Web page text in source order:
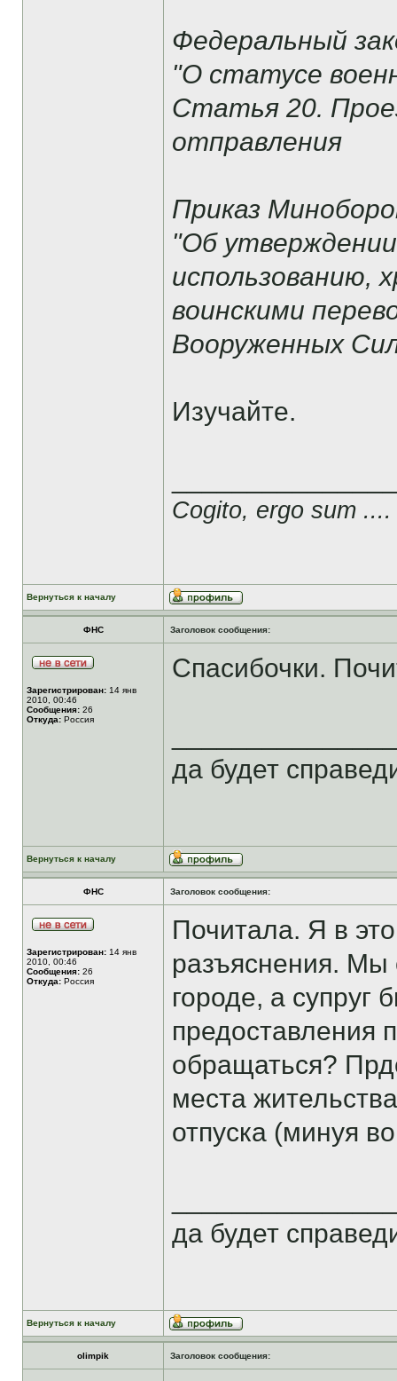
Федеральный
"О статусе
Статья 20.
отправления
Приказ
"Об
использованию,
воинскими
Вооруженных
Изучайте.
Cogito, ergo sum ....
Вернуться к началу
ФНС Заголовок сообщения:
Зарегистрирован: 14 янв
2010, 00:46
Сообщения: 26
Откуда: Россия
Спасибочки.
да будет
Вернуться к началу
ФНС Заголовок сообщения:
Зарегистрирован: 14 янв
2010, 00:46
Сообщения: 26
Откуда: Россия
Почитала. Я в
разъяснения. Мы
городе, а супруг
предоставления
обращаться?
места
отпуска (минуя
да будет
Вернуться к началу
olimpik Заголовок сообщения: